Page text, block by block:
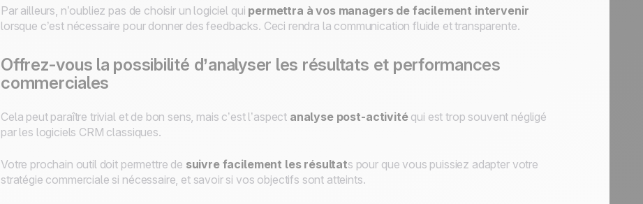
Par ailleurs, n’oubliez pas de choisir un logiciel qui permettra à vos managers de facilement intervenir
lorsque c’est nécessaire pour donner des feedbacks. Ceci rendra la communication fluide et transparente.
Offrez-vous la possibilité d’analyser les résultats et performances
commerciales
Cela peut paraître trivial et de bon sens, mais c’est l’aspect analyse post-activitéqui est trop souvent négligé
par les logiciels CRM classiques.
Votre prochain outil doit permettre de suivre facilement les résultats pour que vous puissiez adapter votre
stratégie commerciale si nécessaire, et savoir si vos objectifs sont atteints.